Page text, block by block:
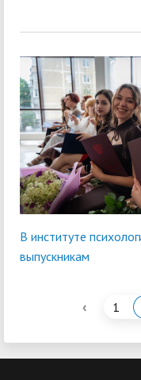
В институте
выпускникам
‹ 1